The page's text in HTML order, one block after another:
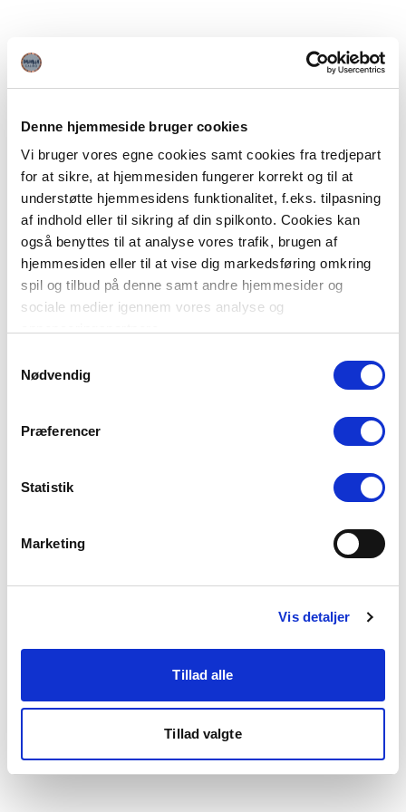
Denne hjemmeside bruger cookies
Vi bruger vores egne cookies samt cookies fra tredjepart
for at sikre, at hjemmesiden fungerer korrekt og til at
understøtte hjemmesidens funktionalitet, f.eks. tilpasning
af indhold eller til sikring af din spilkonto. Cookies kan
også benyttes til at analyse vores trafik, brugen af
hjemmesiden eller til at vise dig markedsføring omkring
spil og tilbud på denne samt andre hjemmesider og
sociale medier igennem vores analyse og
Du kan læse mere om vores brug af cookies under
"Detaljer" eller ved at klikke videre til vores Cookiepolitik,
Nødvendig
Præferencer
Statistik
Marketing
Vis detaljer
Tillad alle
Tillad valgte